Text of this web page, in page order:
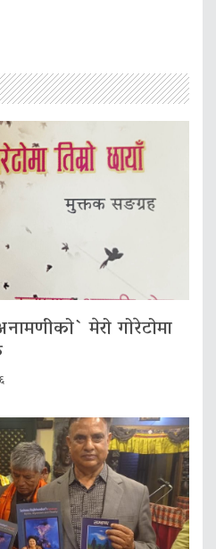
मेरो गोरेटोमा